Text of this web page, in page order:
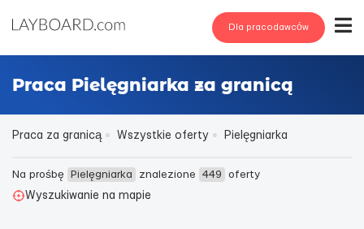
Dla pracodawców
Praca Pielęgniarka za granicą
Praca za granicą Wszystkie oferty Pielęgniarka
Na prośbę Pielęgniarka znalezione 449
oferty
Wyszukiwanie na mapie